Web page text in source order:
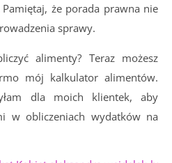
Pamiętaj, że porada prawna nie
sprawy.
alimenty? Teraz możesz
mój kalkulator alimentów.
dla moich klientek, aby
w obliczeniach wydatków na